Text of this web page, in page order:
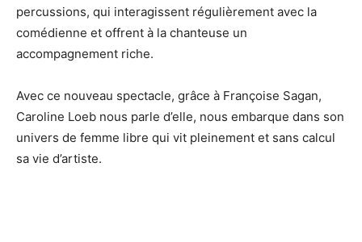
percussions, qui interagissent régulièrement avec la
comédienne et offrent à la chanteuse un
accompagnement riche.
Avec ce nouveau spectacle, grâce à Françoise Sagan,
Caroline Loeb nous parle d’elle, nous embarque dans son
univers de femme libre qui vit pleinement et sans calcul
sa vie d’artiste.